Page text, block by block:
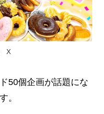
X
50個企画が話題にな
。